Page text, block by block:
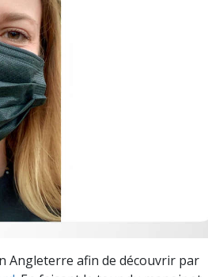
Angleterre afin de découvrir par